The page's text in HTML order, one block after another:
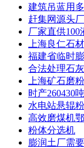
建筑吊蓝用
赶集网源头
厂家直供100
上海良仁石
福建省临时
合法处理石
上海矿石磨
时产260430
水电站悬辊
高效磨煤机
粉体分选机
膨润土厂需